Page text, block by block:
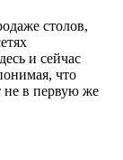
столов,
и сейчас
что
не в первую же